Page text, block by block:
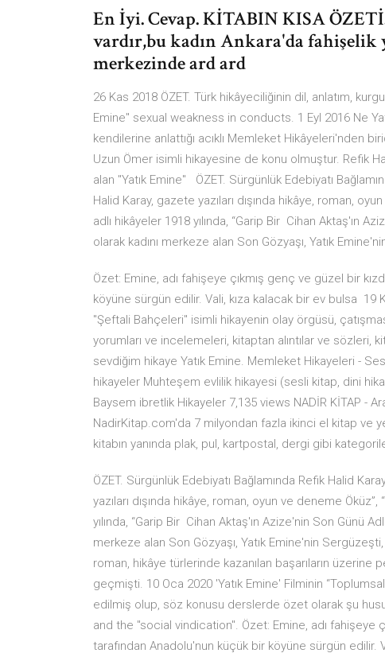
En İyi. Cevap. KİTABIN KISA
vardır,bu kadın Ankara'da fahişelik
merkezinde ard ard
26 Kas 2018 ÖZET. Türk hikâyeciliğinin dil, anlatım,
Emine" sexual weakness in conducts. 1 Eyl 2016 Ne
kendilerine anlattığı acıklı Memleket Hikâyeleri'nden
Uzun Ömer isimli hikayesine de konu olmuştur. Refik
alan ''Yatık Emine'' ÖZET. Sürgünlük Edebiyatı
Halid Karay, gazete yazıları dışında hikâye, roman,
adlı hikâyeler 1918 yılında, “Garip Bir Cihan Aktaş'ın
olarak kadını merkeze alan Son Gözyaşı, Yatık
Özet: Emine, adı fahişeye çıkmış genç ve güzel bir
köyüne sürgün edilir. Vali, kıza kalacak bir ev bulsa
"Şeftali Bahçeleri" isimli hikayenin olay örgüsü,
yorumları ve incelemeleri, kitaptan alıntılar ve sözleri,
sevdiğim hikaye Yatık Emine. Memleket Hikayeleri -
hikayeler Muhteşem evlilik hikayesi (sesli kitap, dini
Baysem ibretlik Hikayeler 7,135 views NADİR KİTAP -
NadirKitap.com'da 7 milyondan fazla ikinci el kitap ve
kitabın yanında plak, pul, kartpostal, dergi gibi
ÖZET. Sürgünlük Edebiyatı Bağlamında Refik Halid
yazıları dışında hikâye, roman, oyun ve deneme
yılında, “Garip Bir Cihan Aktaş'ın Azize'nin Son Günü
merkeze alan Son Gözyaşı, Yatık Emine'nin
roman, hikâye türlerinde kazanılan başarıların üzerine
geçmişti. 10 Oca 2020 'Yatık Emine' Filminin
edilmiş olup, söz konusu derslerde özet olarak şu
and the "social vindication". Özet: Emine, adı fahişeye
tarafından Anadolu'nun küçük bir köyüne sürgün